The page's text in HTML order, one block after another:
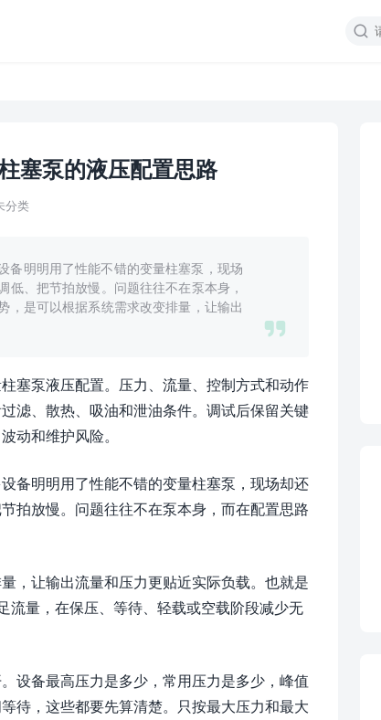
塞泵的液压配置思路
分类
备明明用了性能不错的变量柱塞泵，现场
、把节拍放慢。问题往往不在泵本身，
，是可以根据系统需求改变排量，让输出
塞泵液压配置。压力、流量、控制方式和动作
滤、散热、吸油和泄油条件。调试后保留关键
动和维护风险。
备明明用了性能不错的变量柱塞泵，现场却还
拍放慢。问题往往不在泵本身，而在配置思路
，让输出流量和压力更贴近实际负载。也就是
流量，在保压、等待、轻载或空载阶段减少无
设备最高压力是多少，常用压力是多少，峰值
待，这些都要先算清楚。只按最大压力和最大